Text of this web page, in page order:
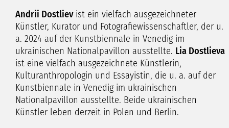
Andrii Dostlievist ein vielfach ausgezeichneter
Künstler, Kurator und Fotografiewissenschaftler, der u.
a. 2024 auf der Kunstbiennale in Venedig im
ukrainischen Nationalpavillon ausstellte. Lia Dostlieva
ist eine vielfach ausgezeichnete Künstlerin,
Kulturanthropologin und Essayistin, die u. a. auf der
Kunstbiennale in Venedig im ukrainischen
Nationalpavillon ausstellte. Beide ukrainischen
Künstler leben derzeit in Polen und Berlin.